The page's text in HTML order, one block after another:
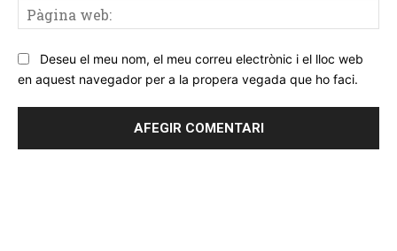
Deseu el meu nom, el meu correu electrònic i el lloc web
en aquest navegador per a la propera vegada que ho faci.